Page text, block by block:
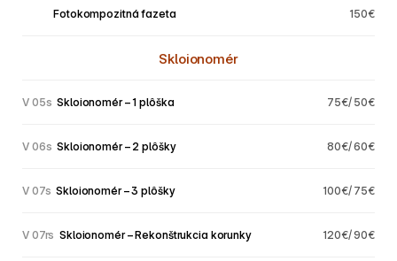
Fotokompozitná fazeta 150€
Skloionomér
V 05s Skloionomér – 1 plôška 75€/ 50€
V 06s Skloionomér – 2 plôšky 80€/ 60€
V 07s Skloionomér – 3 plôšky 100€/ 75€
V 07rs Skloionomér – Rekonštrukcia korunky 120€/ 90€